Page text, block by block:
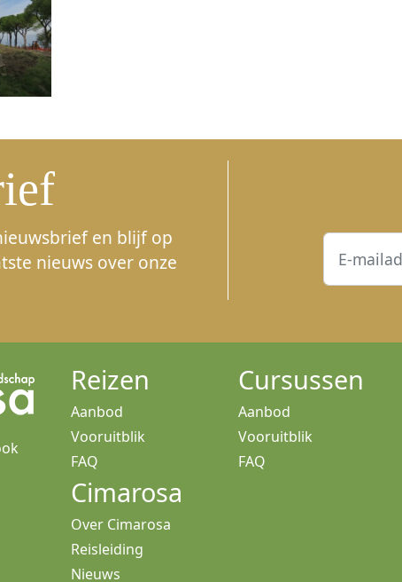
en blijf op
nieuws over onze
Reizen
Aanbod
Vooruitblik
FAQ
Cursussen
Aanbod
Vooruitblik
FAQ
Cimarosa
Over Cimarosa
Reisleiding
Nieuws